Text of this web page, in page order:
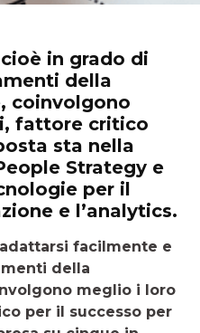
in grado di
della
coinvolgono
fattore critico
sta nella
Strategy e
per il
e l’analytics.
facilmente e
della
meglio i loro
per il successo per